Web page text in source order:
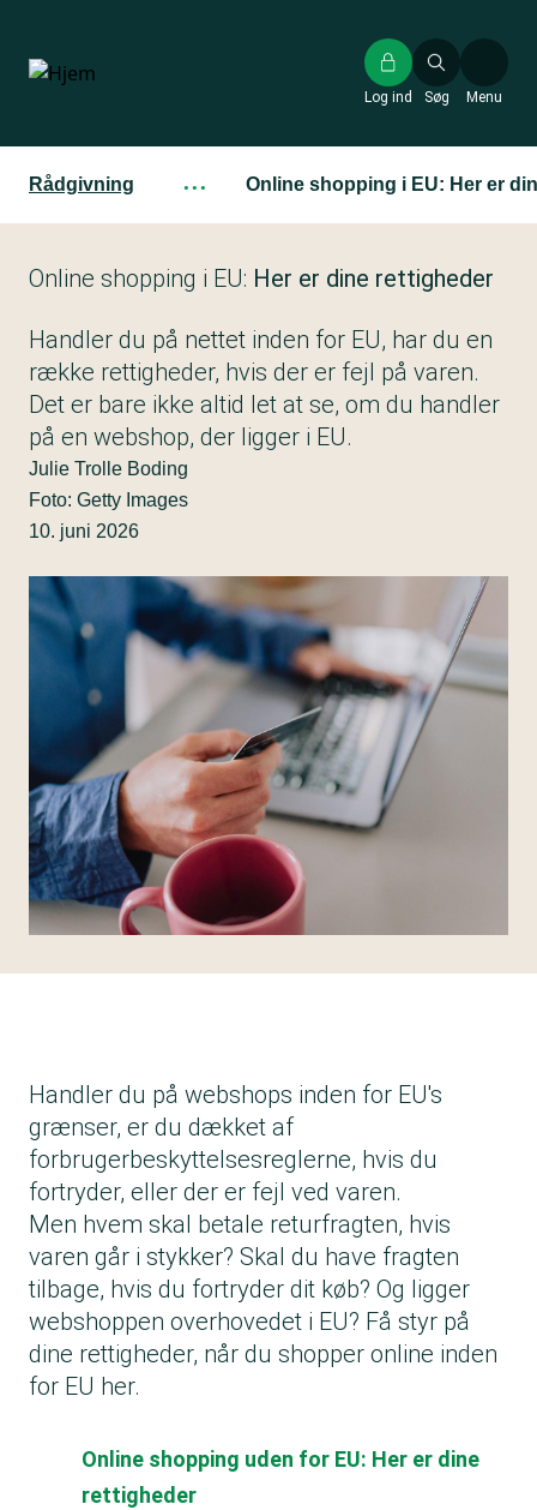
hovedindhold
Søg
Log ind Menu
Rådgivning ··· Online shopping i EU: Her er
Online shopping i EU: Her er dine rettigheder
Handler du på nettet inden for EU, har du en
række rettigheder, hvis der er fejl på varen.
Det er bare ikke altid let at se, om du handler
på en webshop, der ligger i EU.
Julie Trolle Boding
Foto: Getty Images
10. juni 2026
Handler du på webshops inden for EU's
grænser, er du dækket af
forbrugerbeskyttelsesreglerne, hvis du
fortryder, eller der er fejl ved varen.
Men hvem skal betale returfragten, hvis
varen går i stykker? Skal du have fragten
tilbage, hvis du fortryder dit køb? Og ligger
webshoppen overhovedet i EU? Få styr på
dine rettigheder, når du shopper online inden
for EU her.
Online shopping uden for EU: Her er dine
rettigheder